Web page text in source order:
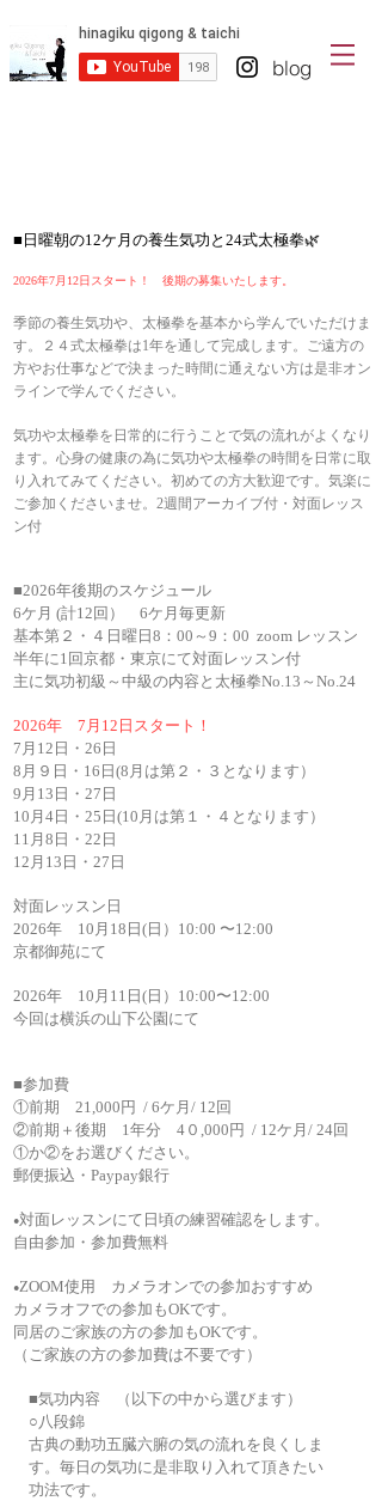
blog
■日曜朝の12ケ月の養生気功と24式太極拳🌿
2026年7月12日スタート！ 後期の募集いたします。
季節の養生気功や、太極拳を基本から学んでいただけま
す。２４式太極拳は1年を通して完成します。ご遠方の
方やお仕事などで決まった時間に通えない方は是非オン
ラインで学んでください。
気功や太極拳を日常的に行うことで気の流れがよくなり
ます。心身の健康の為に気功や太極拳の時間を日常に取
り入れてみてください。初めての方大歓迎です。 気楽に
ご参加くださいませ。 2週間アーカイブ付・対面レッス
ン付
■2026年後期のスケジュール
6ケ月 (計12回） 6ケ月毎更新
基本第２・４日曜日8：00～9：00 zoom レッスン
半年に1回京都・東京にて対面レッスン付
主に気功初級～中級の内容と太極拳No.13～No.24
2026年 7月12日スタート！
7月12日・26日
8月９日・16日(8月は第２・３となります）
9月13日・27日
10月4日・25日 ​(10月は第１・４となります）
11月8日・22日
12月13日・27日
対面レッスン日
2026年 10月18日(日）10:00 〜12:00
京都御苑にて
2026年 10月11日(日）10:00〜12:00
今回は横浜の山下公園にて
■参加費
①前期 21,000円 / 6ケ月/ 12回
②前期＋後期 1年分 4０,000円 / 12ケ月/ 24回
​①か②をお選びください。
郵便振込・Paypay銀行
●対面レッスンにて日頃の練習確認をします。
​自由参加・参加費無料
●ZOOM使用 カメラオンでの参加おすすめ
カメラオフでの参加もOK​です。
同居のご家族の方の参加もOK​です。
​（ご家族の方の参加費は不要です）
■気功内容 （以下の中から選びます）
○八段錦
古典の動功五臓六腑の気の流れを良くしま
す。毎 日の気功に是非取り入れて頂きたい
功法です。